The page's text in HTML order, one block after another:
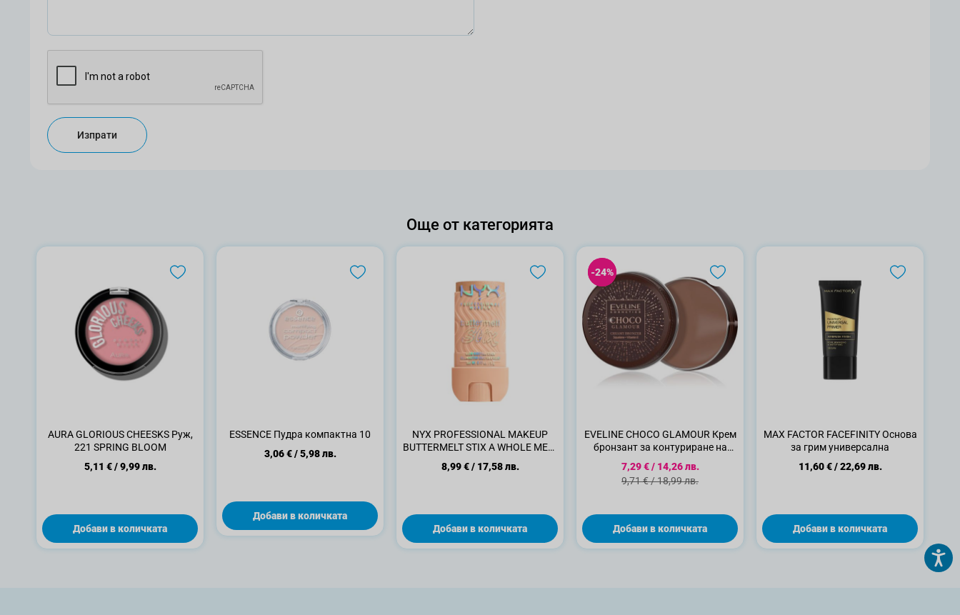
Изпрати
Още от категорията
AURA GLORIOUS CHEESKS Руж,
221 SPRING BLOOM
5,11 €/9,99 лв.
Добави в количката
ESSENCE Пудра компактна 10
3,06 €/5,98 лв.
Добави в количката
NYX PROFESSIONAL MAKEUP
BUTTERMELT STIX A WHOLE MELT
8,99 €/ 17,58 лв.
Добави в количката
-24%
-24%
EVELINE CHOCO GLAMOUR Крем
бронзант за контуриране на
Специална цена
7,29 €/ 14,26 лв.
Стандартна цена
9,71 €/18,99 лв.
Добави в количката
MAX FACTOR FACEFINITY Основа
за грим универсална
11,60 €/22,69 лв.
Добави в количката